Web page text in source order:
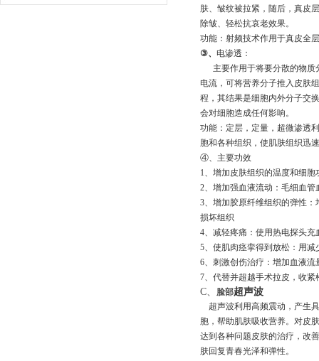
肤、皱纹被拉紧，随后，真皮
除皱、轻松抗哀老效果。
功能：射频技术作用于真皮全
③、 电渗透：
主要作用于将要分散的物
电流，可将营养分子推入皮肤
程，其结果是细胞内外分子交
会对细胞造成任何影响。
功能：定层，定量，超微渗透
胞和各种组织，使肌肤组织迅
④、主要功效
1、增加皮肤组织的温度和细
2、增加强血液流动：毛细血管
3、增加胶原纤维组织的弹性：
损坏组织
4、减轻疼痛：使用热电探头
5、使肌肉痉挛得到放松：用
6、刺激创伤治疗：增加血液
7、代替并超越手术拉皮，收
C、 脸部超声波
超声波利用高频震动，产生
胞，帮助肌肤吸收营养。对皮
达到各种问题皮肤的治疗，改
肤回复青春光泽和弹性。